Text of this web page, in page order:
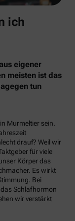
ich
eigener
meisten ist das
tun
Murmeltier sein.
drauf? Weil wir
für viele
Körper das
Es wirkt
Bei
Schlafhormon
wir verstärkt